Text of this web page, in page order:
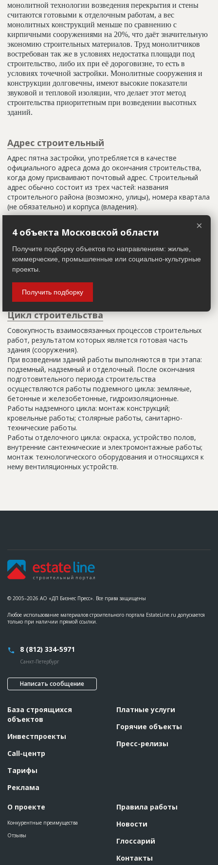
монолитной технологии возведения перекрытия и стены
считаются готовыми к отделочным работам, а вес
монолитных конструкций меньше по сравнению с
кирпичными сооружениями на 20%, что даёт значительную
экономию строительных материалов. Труд монолитчиков
востребован так же в условиях недостатка площади под
строительство, либо их при её дороговизне, то есть в
условиях точечной застройки. Монолитные сооружения и
конструкции долговечны, имеют высокие показатели
звуковой и тепловой изоляции, что делает этот метод
строительства приоритетным при возведении высотных
зданий.
Адрес строительный
Адрес пятна застройки, употребляется в качестве
официального адреса дома до окончания строительства,
когда дому присваивают почтовый адрес. Строительный
адрес обычно состоит из трех частей: названия
строительного района (возможно, улицы), номера квартала
(не обязательно) и корпуса (владения).
Настоящим строительным адресом можно считать адрес,
указанный в правоустанавливающих документах. Иногда
строительные организации делают свои добавления
(например, вторая очередь). В официальных документах
должен присутствовать официальный строительный адрес,
а все остальное - это уточнения типа "шестикомнатная
квартира с большой кладовой", которые годятся только
для переговоров.
Цикл строительства
Совокупность взаимосвязанных процессов строительных
работ, результатом которых является готовая часть
здания (сооружения).
При возведении зданий работы выполняются в три этапа:
подземный, надземный и отделочный. После окончания
подготовительного периода строительства
осуществляются работы подземного цикла: земляные,
бетонные и железобетонные, гидроизоляционные.
Работы надземного цикла: монтаж конструкций;
кровельные работы; столярные работы, санитарно-
технические работы.
Работы отделочного цикла: окраска, устройство полов,
внутренние сантехнические и электромонтажные работы;
монтаж технологического оборудования и относящихся к
нему вентиляционных устройств.
© 2005–2026 АО «ДП Бизнес Пресс». Все права защищены
Любое использование материалов строительного портала EstateLine.ru допускается
только при наличии прямой ссылки.
8 (812) 334-5971
Санкт-Петербург
Написать сообщение
База строящихся
объектов
Инвестпроекты
Call-центр
Тарифы
Реклама
О проекте
Конкурентные преимущества
Отзывы
Платные услуги
Горячие объекты
Пресс-релизы
Правила работы
Новости
Глоссарий
Контакты
×
4 объекта Московской области
Получите подборку объектов по направлениям: жилые,
коммерческие, промышленные или социально-культурные
проекты.
Получить подборку